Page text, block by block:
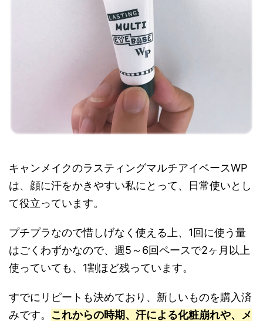
キャンメイクのラスティングマルチアイベースWP
は、顔に汗をかきやすい私にとって、日常使いとし
て役立っています。
プチプラなので惜しげなく使える上、1回に使う量
はごくわずかなので、週5～6回ペースで2ヶ月以上
使っていても、1割ほど残っています。
すでにリピートも決めており、新しいものを購入済
みです。 これからの時期、汗による化粧崩れや、メ